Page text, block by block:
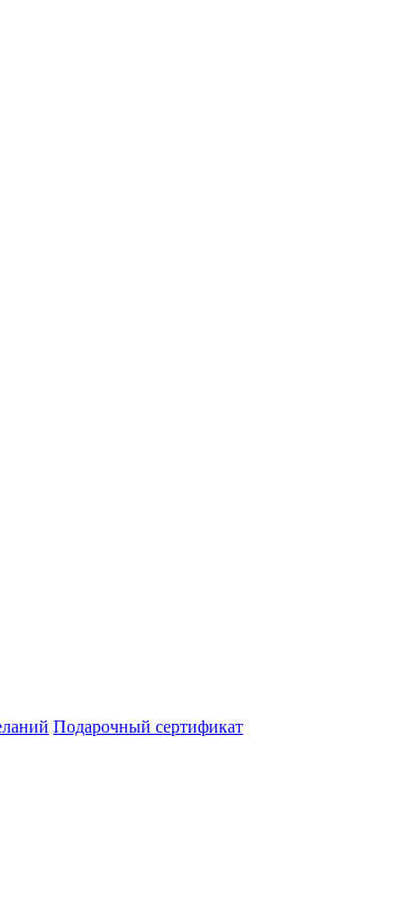
Подарочный сертификат